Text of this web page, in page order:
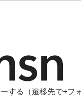
する
（遷移先で+フ